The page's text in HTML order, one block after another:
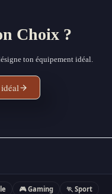
Choix ?
ton équipement idéal.
🎮 Gaming
🏃 Sport